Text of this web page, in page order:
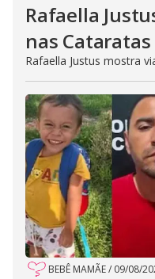
Rafaella
nas
Rafaella Justus mostra
BEBÊ MAMÃE/ 09/08/